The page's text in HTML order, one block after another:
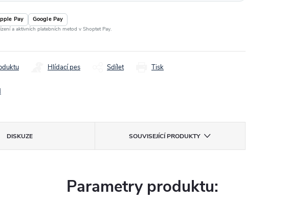
Pay Google Pay
a aktivních platebních metod v Shoptet Pay.
Tisk
Hlídací pes Sdílet
DISKUZE SOUVISEJÍCÍ PRODUKTY
Parametry produktu: